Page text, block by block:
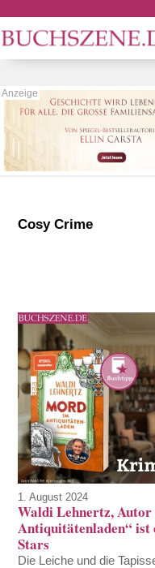
Cosy Crime
1. August 2024
Waldi Lehnertz,
Antiquitätenladen“ ist
Stars
Die Leiche und die